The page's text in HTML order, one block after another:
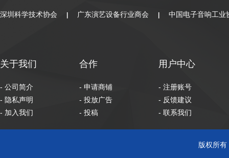
深圳科学技术协会 广东演艺设备行业商会 中国电子音响工业
关于我们
- 公司简介
- 隐私声明
- 加入我们
合作
- 申请商铺
- 投放广告
- 投稿
用户中心
- 注册账号
- 反馈建议
- 联系我们
版权所